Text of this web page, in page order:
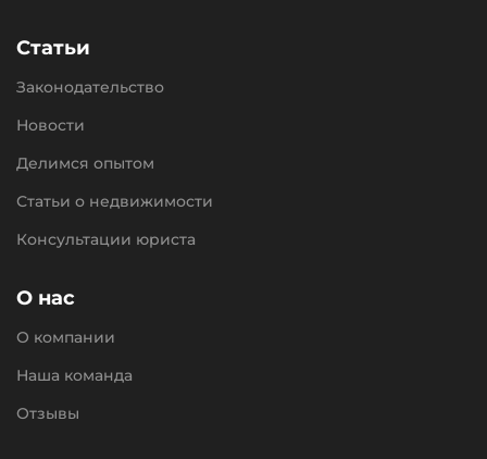
Статьи
Законодательство
Новости
Делимся опытом
Статьи о недвижимости
Консультации юриста
О нас
О компании
Наша команда
Отзывы